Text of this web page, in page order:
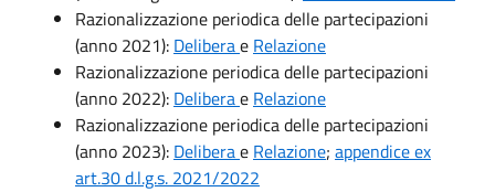
Razionalizzazione periodica delle partecipazioni
(anno 2021): Deliberae Relazione
Razionalizzazione periodica delle partecipazioni
(anno 2022): Deliberae Relazione
Razionalizzazione periodica delle partecipazioni
(anno 2023): Deliberae Relazione; appendice ex
art.30 d.l.g.s. 2021/2022